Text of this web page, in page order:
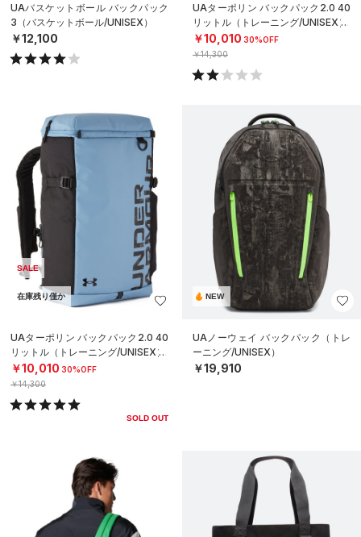
UAバスケットボール バックパック
3（バスケットボール/UNISEX）
￥12,100
UAターポリン バックパック2.0 40
リットル（トレーニング/UNISEX）
￥10,010 30%OFF
￥14,300
SALE
在庫残り僅か
UAターポリン バックパック2.0 40
リットル（トレーニング/UNISEX）
￥10,010 30%OFF
￥14,300
SOLD OUT
NEW
UAノーウェイ バックパック（トレ
ーニング/UNISEX）
￥19,910